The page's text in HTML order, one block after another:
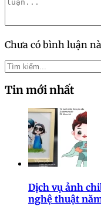
Chưa có bình luận
Tin mới nhất
Dịch vụ ảnh
nghệ thuật